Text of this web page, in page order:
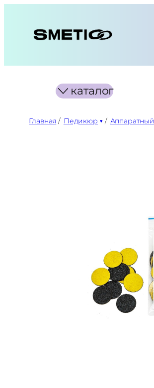
содержимому
каталог
Главная / Педикюр / Аппаратный